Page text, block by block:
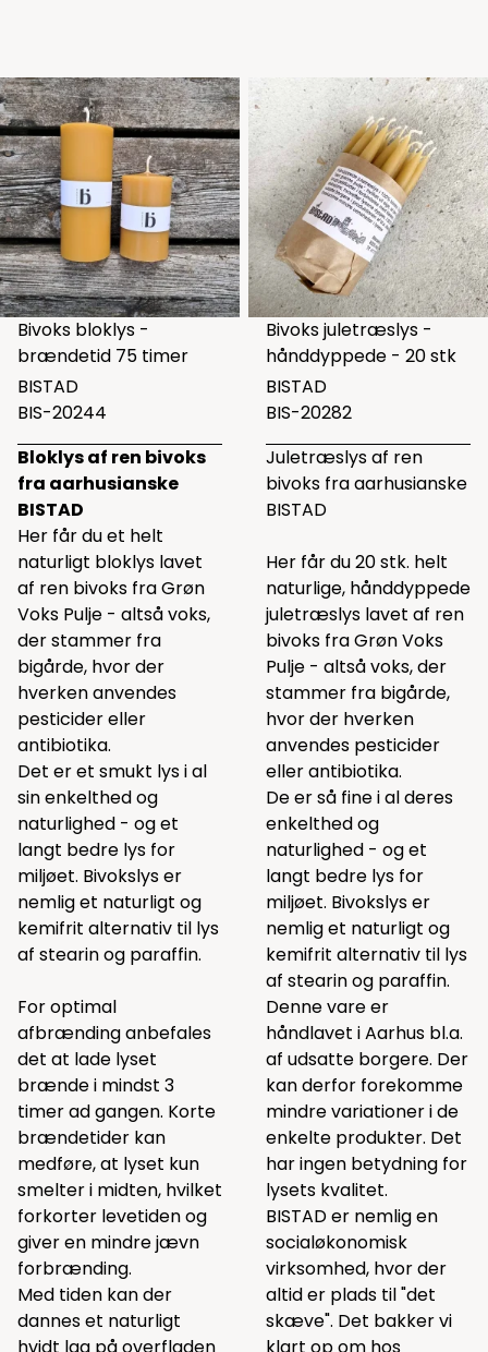
Bivoks bloklys -
brændetid 75 timer
BISTAD
BIS-20244
Bloklys af ren bivoks
fra aarhusianske
BISTAD
Her får du et helt
naturligt bloklys lavet
af ren bivoks fra Grøn
Voks Pulje - altså voks,
der stammer fra
bigårde, hvor der
hverken anvendes
pesticider eller
antibiotika.
Det er et smukt lys i al
sin enkelthed og
naturlighed - og et
langt bedre lys for
miljøet. Bivokslys er
nemlig et naturligt og
kemifrit alternativ til lys
af stearin og paraffin.
For optimal
afbrænding anbefales
det at lade lyset
brænde i mindst 3
timer ad gangen. Korte
brændetider kan
medføre, at lyset kun
smelter i midten, hvilket
forkorter levetiden og
giver en mindre jævn
forbrænding.
Med tiden kan der
dannes et naturligt
Bivoks juletræslys -
hånddyppede - 20 stk
BISTAD
BIS-20282
Juletræslys af ren
bivoks fra aarhusianske
BISTAD
Her får du 20 stk. helt
naturlige, hånddyppede
juletræslys lavet af ren
bivoks fra Grøn Voks
Pulje - altså voks, der
stammer fra bigårde,
hvor der hverken
anvendes pesticider
eller antibiotika.
De er så fine i al deres
enkelthed og
naturlighed - og et
langt bedre lys for
miljøet. Bivokslys er
nemlig et naturligt og
kemifrit alternativ til lys
af stearin og paraffin.
Denne vare er
håndlavet i Aarhus bl.a.
af udsatte borgere. Der
kan derfor forekomme
mindre variationer i de
enkelte produkter. Det
har ingen betydning for
lysets kvalitet.
BISTAD er nemlig en
socialøkonomisk
virksomhed, hvor der
altid er plads til "det
skæve". Det bakker vi